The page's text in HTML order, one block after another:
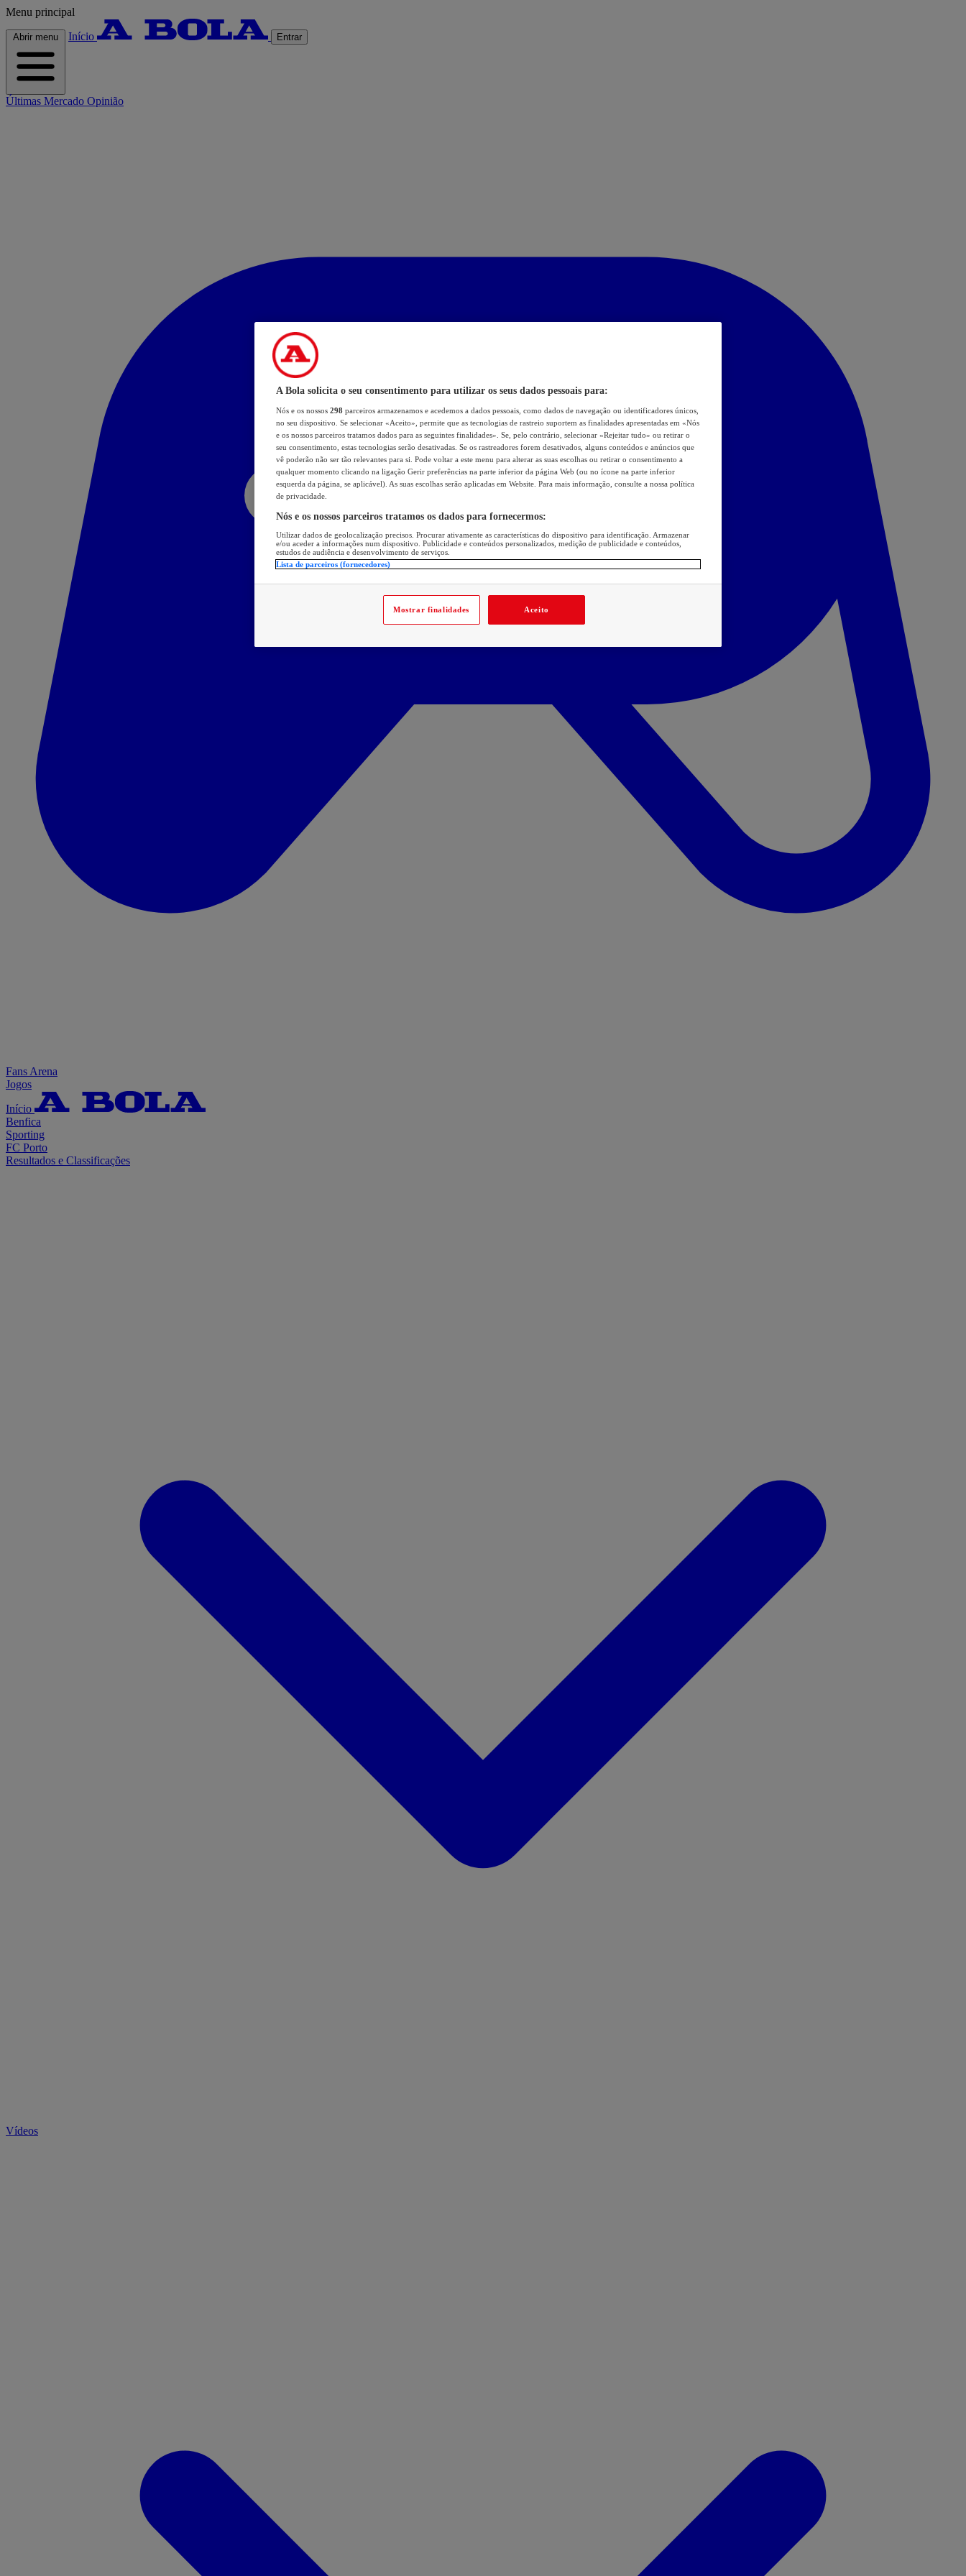
Menu principal
Abrir menu Início Entrar
Últimas Mercado Opinião
Fans Arena
Jogos
Início
Benfica
Sporting
FC Porto
Resultados e Classificações
Vídeos
A Bola solicita o seu consentimento para utilizar os seus dados pessoais para:
Nós e os nossos 298 parceiros armazenamos e acedemos a dados pessoais, como dados de navegação ou identificadores únicos,
no seu dispositivo. Se selecionar «Aceito», permite que as tecnologias de rastreio suportem as finalidades apresentadas em «Nós
e os nossos parceiros tratamos dados para as seguintes finalidades». Se, pelo contrário, selecionar «Rejeitar tudo» ou retirar o
seu consentimento, estas tecnologias serão desativadas. Se os rastreadores forem desativados, alguns conteúdos e anúncios que
vê poderão não ser tão relevantes para si. Pode voltar a este menu para alterar as suas escolhas ou retirar o consentimento a
qualquer momento clicando na ligação Gerir preferências na parte inferior da página Web (ou no ícone na parte inferior
esquerda da página, se aplicável). As suas escolhas serão aplicadas em Website. Para mais informação, consulte a nossa política
de privacidade.
Nós e os nossos parceiros tratamos os dados para fornecermos:
Utilizar dados de geolocalização precisos. Procurar ativamente as características do dispositivo para identificação. Armazenar
e/ou aceder a informações num dispositivo. Publicidade e conteúdos personalizados, medição de publicidade e conteúdos,
estudos de audiência e desenvolvimento de serviços.
Lista de parceiros (fornecedores)
Mostrar finalidades Aceito